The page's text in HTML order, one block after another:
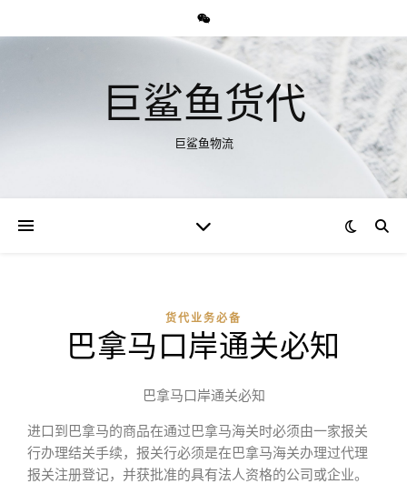
巨鲨鱼货代
巨鲨鱼物流
货代业务必备
巴拿马口岸通关必知
巴拿马口岸通关必知
进口到巴拿马的商品在通过巴拿马海关时必须由一家报关
行办理结关手续，报关行必须是在巴拿马海关办理过代理
报关注册登记，并获批准的具有法人资格的公司或企业。